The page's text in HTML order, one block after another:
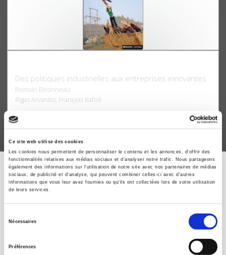
Ce site web utilise des cookies
Les cookies nous permettent de personnaliser le contenu et les annonces, d'offrir des
fonctionnalités relatives aux médias sociaux et d'analyser notre trafic. Nous partageons
également des informations sur l'utilisation de notre site avec nos partenaires de médias
sociaux, de publicité et d'analyse, qui peuvent combiner celles-ci avec d'autres
informations que vous leur avez fournies ou qu'ils ont collectées lors de votre utilisation
de leurs services.
Nécessaires
Préférences
Des politiques industrielles aux entreprises innovantes
Romain Bironneau
Rigas Arvanitis, François Bafoil
ÉVÉNEMENTS PRÉCÉDENTS